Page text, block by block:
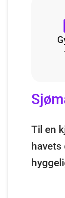
Til en
havets